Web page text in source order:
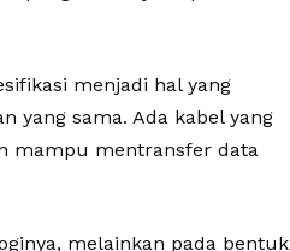
menjadi hal yang
yang sama. Ada kabel yang
mampu mentransfer data
melainkan pada bentuk